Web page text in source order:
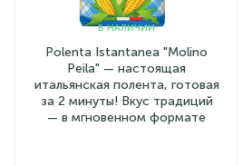
В НАЛИЧИИ
Polenta Istantanea "Molino
Peila" — настоящая
итальянская полента, готовая
за 2 минуты! Вкус традиций
— в мгновенном формате